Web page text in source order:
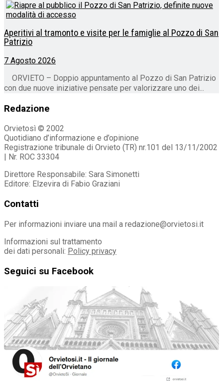
Aperitivi al tramonto e visite per le famiglie al Pozzo di San
Patrizio
7 Agosto 2026
ORVIETO – Doppio appuntamento al Pozzo di San Patrizio
con due nuove iniziative pensate per valorizzare uno dei...
Redazione
Orvietosì © 2002
Quotidiano d’informazione e d’opinione
Registrazione tribunale di Orvieto (TR) nr.101 del 13/11/2002
| Nr. ROC 33304
Direttore Responsabile: Sara Simonetti
Editore: Elzevira di Fabio Graziani
Contatti
Per informazioni inviare una mail a redazione@orvietosi.it
Informazioni sul trattamento
dei dati personali: Policy privacy
Seguici su Facebook